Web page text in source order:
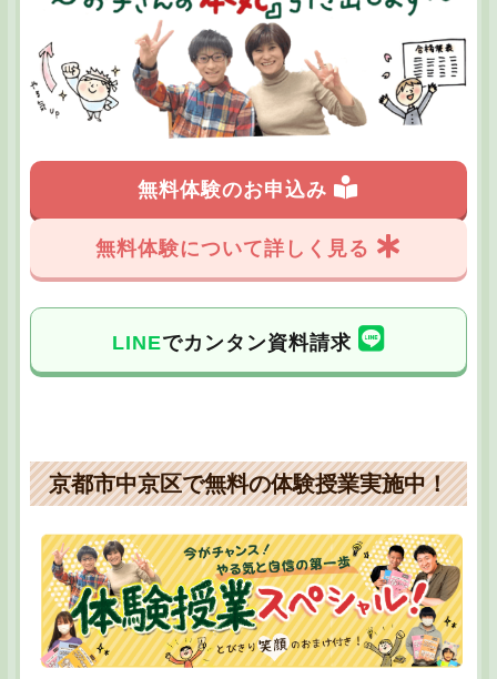
無料体験のお申込み
無料体験について詳しく見る
LINEでカンタン資料請求
京都市中京区で無料の体験授業実施中！